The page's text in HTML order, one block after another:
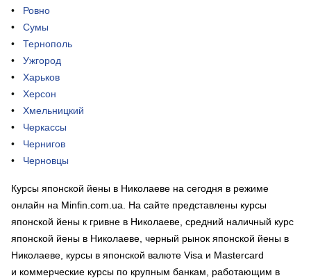
Ровно
Сумы
Тернополь
Ужгород
Харьков
Херсон
Хмельницкий
Черкассы
Чернигов
Черновцы
Курсы японской йены в Николаеве на сегодня в режиме
онлайн на Minfin.com.ua. На сайте представлены курсы
японской йены к гривне в Николаеве, средний наличный курс
японской йены в Николаеве, черный рынок японской йены в
Николаеве, курсы в японской валюте Visa и Mastercard
и коммерческие курсы по крупным банкам, работающим в